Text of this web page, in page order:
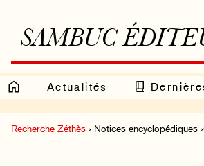
SAMBUC
Actualités
Recherche Zéthès › Notices encyclopédiques